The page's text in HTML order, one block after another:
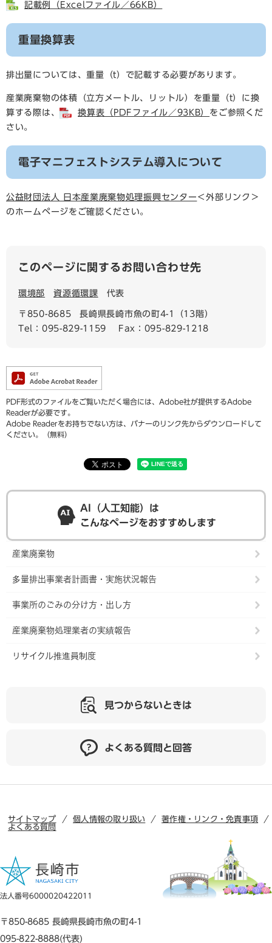
記載例（Excelファイル／66KB）
重量換算表
排出量については、重量（t）で記載する必要があります。
産業廃棄物の体積（立方メートル、リットル）を重量（t）に換
算する際は、
換算表（PDFファイル／93KB） をご参照くだ
さい。
電子マニフェストシステム導入について
公益財団法人 日本産業廃棄物処理振興センター ＜外部リンク＞
のホームページをご確認ください。
このページに関するお問い合わせ先
環境部 資源循環課 代表
〒850-8685
長崎県長崎市魚の町4-1（13階）
Tel：095-829-1159
Fax：095-829-1218
PDF形式のファイルをご覧いただく場合には、Adobe社が提供するAdobe
Readerが必要です。
Adobe Readerをお持ちでない方は、バナーのリンク先からダウンロードして
ください。（無料）
AI（人工知能）は
こんなページをおすすめします
産業廃棄物
多量排出事業者計画書・実施状況報告
事業所のごみの分け方・出し方
産業廃棄物処理業者の実績報告
リサイクル推進員制度
見つからないときは
よくある質問と回答
サイトマップ 個人情報の取り扱い
著作権・リンク・免責事項
よくある質問
法人番号6000020422011
〒850-8685 長崎県長崎市魚の町4-1
095-822-8888(代表)